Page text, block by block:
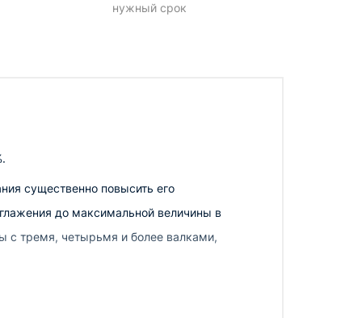
нужный срок
существенно повысить его
до максимальной величины в
с тремя, четырьмя и более валками,